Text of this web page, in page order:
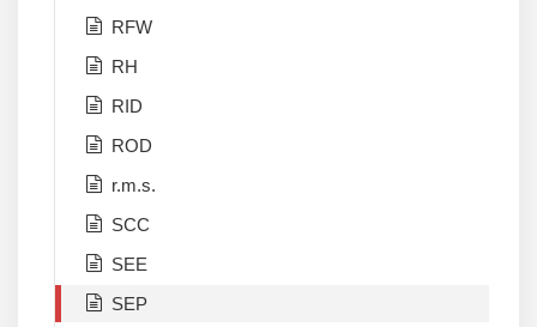
RFW
RH
RID
ROD
r.m.s.
SCC
SEE
SEP